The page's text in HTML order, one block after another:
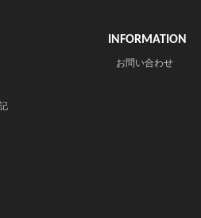
INFORMATION
お問い合わせ